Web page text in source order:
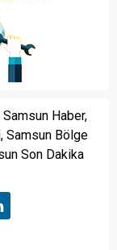
Haber,
Samsun Bölge
Son Dakika